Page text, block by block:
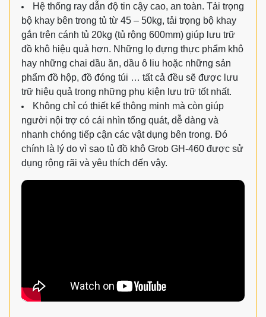
Hệ thống ray dẫn độ tin cậy cao, an toàn. Tải trọng
bộ khay bên trong tủ từ 45 – 50kg, tải trọng bộ khay
gắn trên cánh tủ 20kg (tủ rộng 600mm) giúp lưu trữ
đồ khô hiệu quả hơn. Những lọ đựng thực phẩm khô
hay những chai dầu ăn, dầu ô liu hoặc những sản
phẩm đồ hộp, đồ đóng túi … tất cả đều sẽ được lưu
trữ hiệu quả trong những phụ kiện lưu trữ tốt nhất.
Không chỉ có thiết kế thông minh mà còn giúp
người nội trợ có cái nhìn tổng quát, dễ dàng và
nhanh chóng tiếp cận các vật dụng bên trong. Đó
chính là lý do vì sao tủ đồ khô Grob GH-460 được sử
dụng rộng rãi và yêu thích đến vậy.